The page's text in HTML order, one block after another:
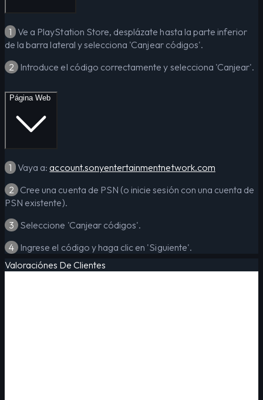
1 Ve a PlayStation Store, desplázate hasta la parte inferior
de la barra lateral y selecciona 'Canjear códigos'.
2 Introduce el código correctamente y selecciona 'Canjear'.
Página Web
1 Vaya a:account.sonyentertainmentnetwork.com
2 Cree una cuenta de PSN (o inicie sesión con una cuenta de
PSN existente).
3 Seleccione 'Canjear códigos'.
4 Ingrese el código y haga clic en 'Siguiente'.
Valoraciónes De Clientes